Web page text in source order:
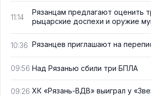
11:14
Рязанцам предлагают оценить
рыцарские доспехи и оружие
10:36 Рязанцев приглашают на
09:56 Над Рязанью сбили три БПЛА
09:26 ХК «Рязань-ВДВ» выиграл у